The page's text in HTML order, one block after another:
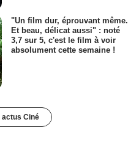
"Un film dur, éprouvant même.
Et beau, délicat aussi" : noté
3,7 sur 5, c'est le film à voir
absolument cette semaine !
actus Ciné